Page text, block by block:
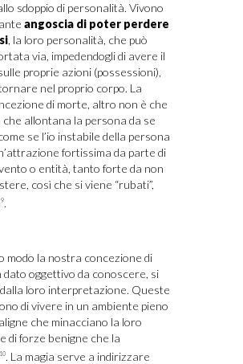
sdoppio di personalità. Vivono
angoscia di poter perdere
, la loro personalità, che può
via, impedendogli di avere il
proprie azioni (possessioni),
nel proprio corpo. La
di morte, altro non è che
allontana la persona da se
se l’io instabile della persona
fortissima da parte di
o entità, tanto forte da non
così che si viene “rubati”,
9.
modo la nostra concezione di
dato oggettivo da conoscere, si
loro interpretazione. Queste
di vivere in un ambiente pieno
che minacciano la loro
di forze benigne che la
10. La magia serve a indirizzare